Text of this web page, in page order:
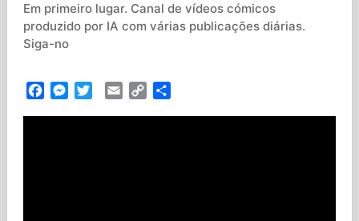
Em primeiro lugar. Canal de vídeos cómicos
produzido por IA com várias publicações diárias.
Siga-no
FacebookMessenger
TwitterEmail Copy